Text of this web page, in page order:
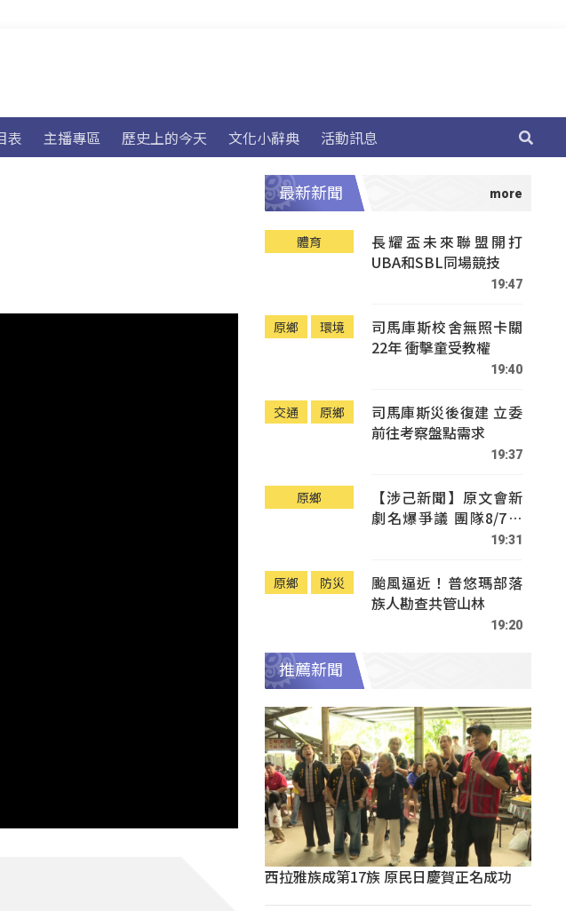
表 主播專區 歷史上的今天 文化小辭典 活動訊息
最新新聞
體育
長耀盃未來聯盟開打
UBA和SBL同場競技
19:47
原鄉 環境
司馬庫斯校舍無照卡關
22年 衝擊童受教權
19:40
交通 原鄉
司馬庫斯災後復建 立委
前往考察盤點需求
19:37
原鄉
【涉己新聞】原文會新
劇名爆爭議 團隊8/7赴
19:31
原鄉 防災
颱風逼近！普悠瑪部落
族人勘查共管山林
19:20
推薦新聞
西拉雅族成第17族 原民日慶賀正名成功